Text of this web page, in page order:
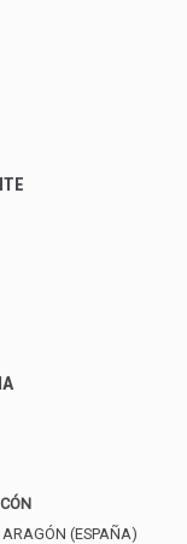
ARAGÓN (ESPAÑA)